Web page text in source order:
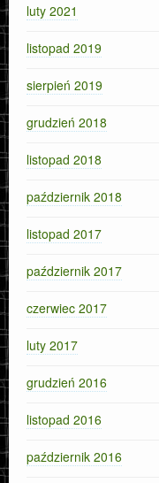
luty 2021
listopad 2019
sierpień 2019
grudzień 2018
listopad 2018
październik 2018
listopad 2017
październik 2017
czerwiec 2017
luty 2017
grudzień 2016
listopad 2016
październik 2016